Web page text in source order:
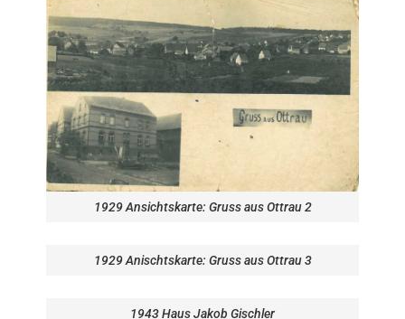
1929 Ansichtskarte: Gruss aus Ottrau 2
1929 Anischtskarte: Gruss aus Ottrau 3
1943 Haus Jakob Gischler